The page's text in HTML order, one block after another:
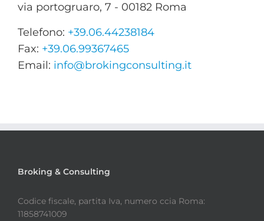
via portogruaro, 7 - 00182 Roma
Telefono: +39.06.44238184
Fax: +39.06.99367465
Email: info@brokingconsulting.it
Broking & Consulting
Codice fiscale, partita Iva, numero ccia Roma:
11858741009